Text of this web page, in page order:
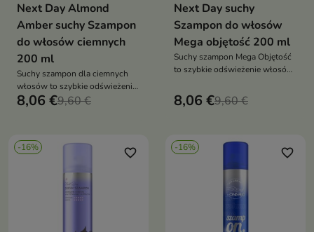
Next Day Almond
Amber suchy Szampon
do włosów ciemnych
200 ml
Suchy szampon dla ciemnych
włosów to szybkie odświeżenie
i objętość bez użycia wody, które
8,06 €9,60 €
Next Day suchy
Szampon do włosów
Mega objętość 200 ml
Suchy szampon Mega Objętość
to szybkie odświeżenie włosów,
objętości i lekkości bez użycia
wody
8,06 €9,60 €
-16% favorite_border -16% favorite_border